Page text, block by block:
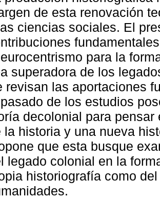
de esta renovación
ciencias sociales. El
para la
superadora de los
revisan las aportaciones
de los estudios
decolonial para
la historia y una nueva
que esta busque
legado colonial en la
historiografía como